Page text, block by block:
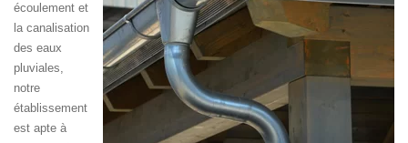
écoulement et
la canalisation
des eaux
pluviales,
notre
établissement
est apte à